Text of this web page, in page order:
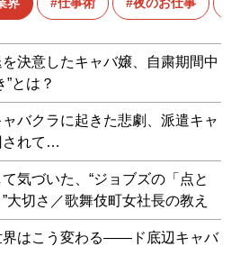
決意したキャバ嬢、自粛期間中
”とは？
バクラに起きた悲劇、派遣キャ
されて…
気づいた、“ジョブズの「点と
大切さ／歌舞伎町女社長の教え
界はこう変わる――ド底辺キャバ